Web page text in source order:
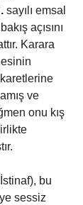
sayılı emsal
açısını
Karara
ve
onu kış
bu
sessiz